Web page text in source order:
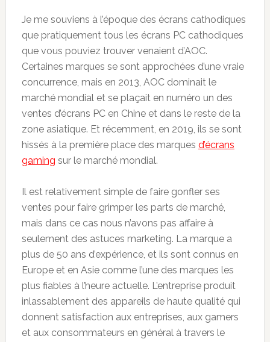
Je me souviens à l’époque des écrans cathodiques
que pratiquement tous les écrans PC cathodiques
que vous pouviez trouver venaient d’AOC.
Certaines marques se sont approchées d’une vraie
concurrence, mais en 2013, AOC dominait le
marché mondial et se plaçait en numéro un des
ventes d’écrans PC en Chine et dans le reste de la
zone asiatique. Et récemment, en 2019, ils se sont
hissés à la première place des marques d’écrans
gaming sur le marché mondial.
Il est relativement simple de faire gonfler ses
ventes pour faire grimper les parts de marché,
mais dans ce cas nous n’avons pas affaire à
seulement des astuces marketing. La marque a
plus de 50 ans d’expérience, et ils sont connus en
Europe et en Asie comme l’une des marques les
plus fiables à l’heure actuelle. L’entreprise produit
inlassablement des appareils de haute qualité qui
donnent satisfaction aux entreprises, aux gamers
et aux consommateurs en général à travers le